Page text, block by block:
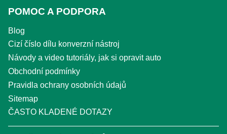
POMOC A PODPORA
Blog
Cizí číslo dílu konverzní nástroj
Návody a video tutoriály, jak si opravit auto
Obchodní podmínky
Pravidla ochrany osobních údajů
Sitemap
ČASTO KLADENÉ DOTAZY